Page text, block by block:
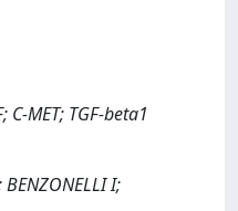
MET; TGF-beta1
BENZONELLI I;